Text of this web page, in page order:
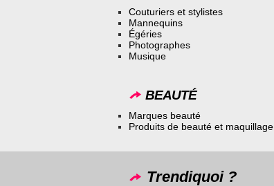
Couturiers et stylistes
Mannequins
Égéries
Photographes
Musique
BEAUTÉ
Marques beauté
Produits de beauté et maquillage
Trendiquoi ?